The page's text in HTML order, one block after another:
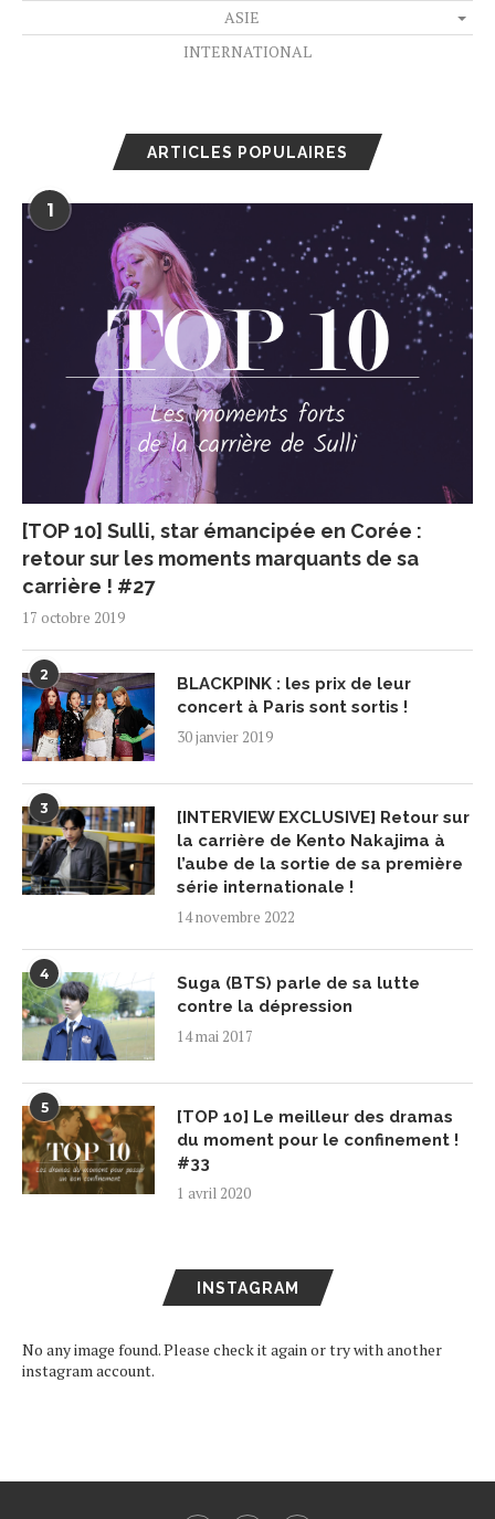
ASIE
INTERNATIONAL
ARTICLES POPULAIRES
1
[TOP 10] Sulli, star émancipée en Corée :
retour sur les moments marquants de sa
carrière ! #27
17 octobre 2019
2
BLACKPINK : les prix de leur
concert à Paris sont sortis !
30 janvier 2019
3
[INTERVIEW EXCLUSIVE] Retour sur
la carrière de Kento Nakajima à
l’aube de la sortie de sa première
série internationale !
14 novembre 2022
4
Suga (BTS) parle de sa lutte
contre la dépression
14 mai 2017
5
[TOP 10] Le meilleur des dramas
du moment pour le confinement !
#33
1 avril 2020
INSTAGRAM
No any image found. Please check it again or try with another
instagram account.